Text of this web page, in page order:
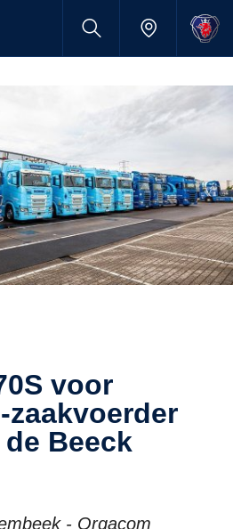
zaakvoerder
Beeck
- Orgacom